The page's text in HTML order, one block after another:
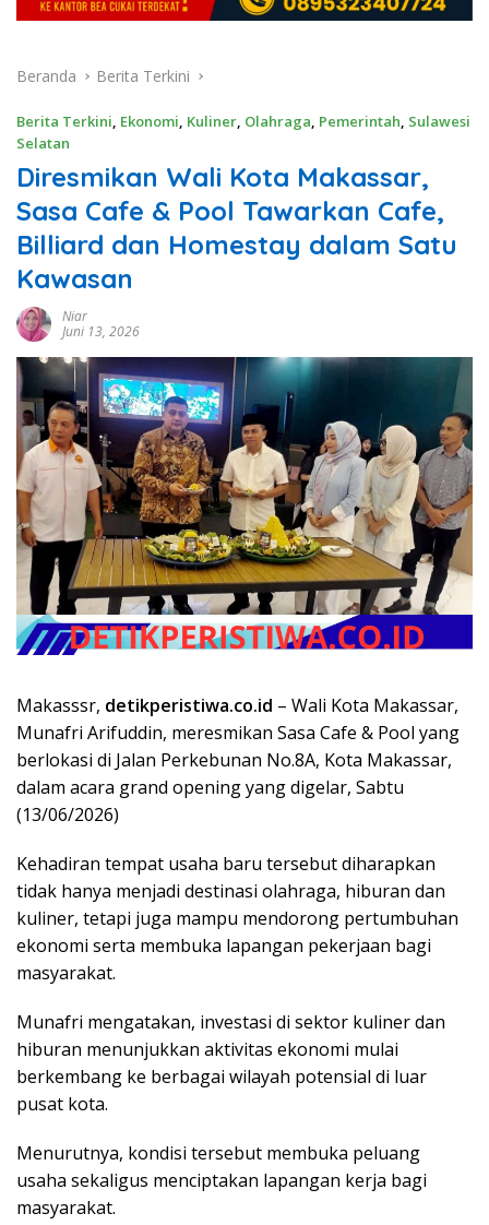
Beranda Berita Terkini
Berita Terkini, Ekonomi, Kuliner, Olahraga, Pemerintah, Sulawesi
Selatan
Diresmikan Wali Kota Makassar,
Sasa Cafe & Pool Tawarkan Cafe,
Billiard dan Homestay dalam Satu
Kawasan
Niar
Juni 13, 2026
Makasssr, detikperistiwa.co.id – Wali Kota Makassar,
Munafri Arifuddin, meresmikan Sasa Cafe & Pool yang
berlokasi di Jalan Perkebunan No.8A, Kota Makassar,
dalam acara grand opening yang digelar, Sabtu
(13/06/2026)
Kehadiran tempat usaha baru tersebut diharapkan
tidak hanya menjadi destinasi olahraga, hiburan dan
kuliner, tetapi juga mampu mendorong pertumbuhan
ekonomi serta membuka lapangan pekerjaan bagi
masyarakat.
Munafri mengatakan, investasi di sektor kuliner dan
hiburan menunjukkan aktivitas ekonomi mulai
berkembang ke berbagai wilayah potensial di luar
pusat kota.
Menurutnya, kondisi tersebut membuka peluang
usaha sekaligus menciptakan lapangan kerja bagi
masyarakat.